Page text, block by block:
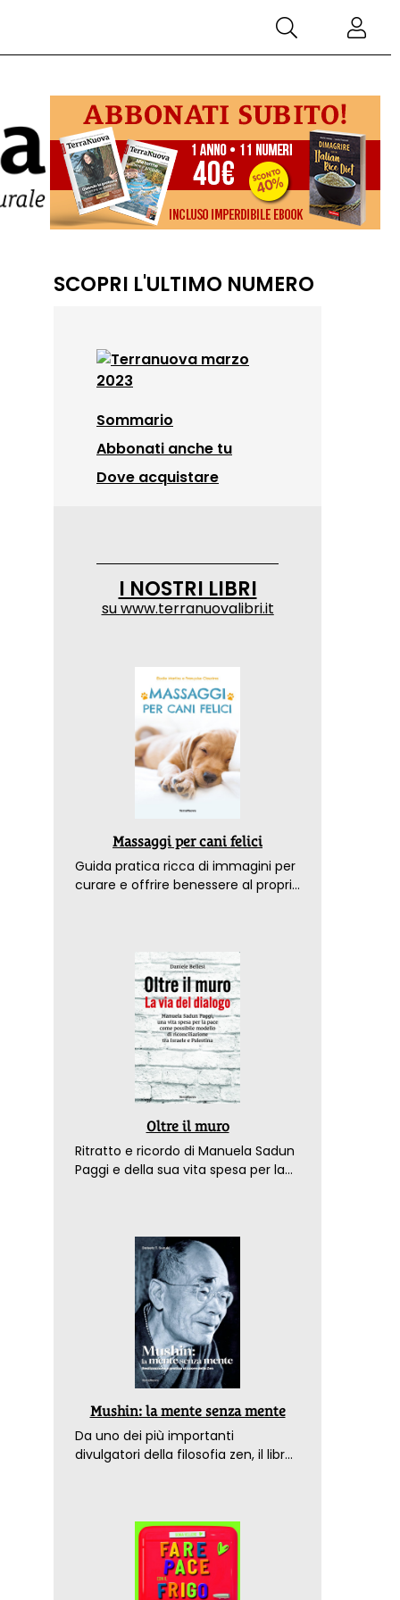
SCOPRI L'ULTIMO NUMERO
Sommario
Abbonati anche tu
Dove acquistare
I NOSTRI LIBRI
suwww.terranuovalibri.it
Massaggi per cani felici
Guida pratica ricca di immagini per
curare e offrire benessere al proprio
Oltre il muro
Ritratto e ricordo di Manuela Sadun
Paggi e della sua vita spesa per la
Mushin: la mente senza mente
Da uno dei più importanti
divulgatori della filosofia zen, il libro